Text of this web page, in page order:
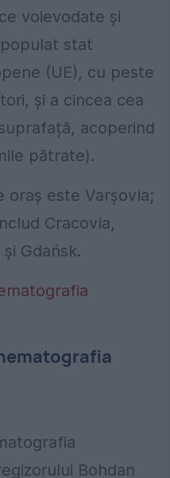
voievodate și
stat
(UE), cu peste
și a cincea cea
acoperind
pătrate).
oraș este Varșovia;
Cracovia,
Gdańsk.
Bohdan